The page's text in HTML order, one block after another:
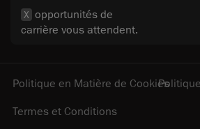
X opportunités de
carrière vous attendent.
Politique en Matière de Cookies
Termes et Conditions